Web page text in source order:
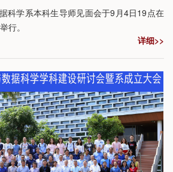
科学系本科生导师见面会于9月4日19点在
行。
详细>>